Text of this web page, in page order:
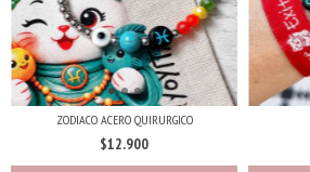
ZODIACO ACERO QUIRURGICO
$12.900